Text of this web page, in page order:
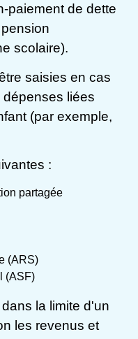
paiement de dette
scolaire).
saisies en cas
liées
(par exemple,
:
partagée
(ARS)
(ASF)
la limite d'un
les revenus et